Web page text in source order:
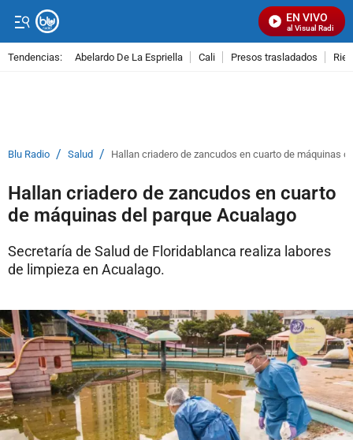
EN VIVO
Señal Visual Radio
Tendencias: Abelardo De La Espriella Cali Presos trasladados
Blu Radio / Salud / Hallan criadero de zancudos en cuarto de máquinas
Hallan criadero de zancudos en cuarto
de máquinas del parque Acualago
Secretaría de Salud de Floridablanca realiza labores
de limpieza en Acualago.